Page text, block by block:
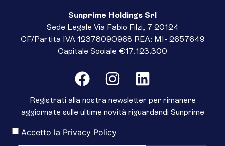
Sunprime Holdings Srl
Sede Legale Via Fabio Filzi, 7 20124
CF/Partita IVA 12378090968 REA: MI- 2657649
Capitale Sociale €17.123.300
Registrati alla nostra newsletter per rimanere
aggiornate sulle ultime novità riguardandi Sunprime
Accetto la Privacy Policy